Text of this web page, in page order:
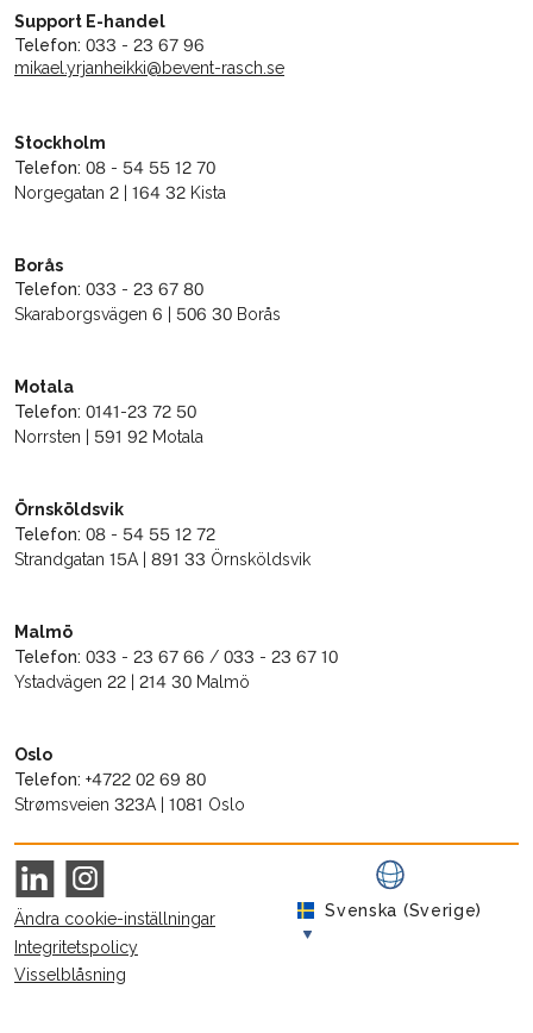
Support E-handel
Telefon: 033 - 23 67 96
mikael.yrjanheikki@bevent-rasch.se
Stockholm
Telefon: 08 - 54 55 12 70
Norgegatan 2 | 164 32 Kista
Borås
Telefon: 033 - 23 67 80
Skaraborgsvägen 6 | 506 30 Borås
Motala
Telefon: 0141-23 72 50
Norrsten | 591 92 Motala
Örnsköldsvik
Telefon: 08 - 54 55 12 72
Strandgatan 15A | 891 33 Örnsköldsvik
Malmö
Telefon: 033 - 23 67 66 / 033 - 23 67 10
Ystadvägen 22 | 214 30 Malmö
Oslo
Telefon: +4722 02 69 80
Strømsveien 323A | 1081 Oslo
Ändra cookie-inställningar
Integritetspolicy
Visselblåsning
Svenska (Sverige)